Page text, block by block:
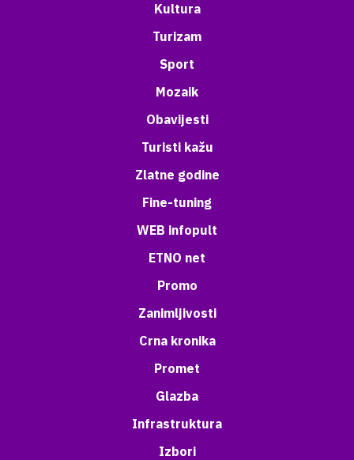
Kultura
Turizam
Sport
Mozaik
Obavijesti
Turisti kažu
Zlatne godine
Fine-tuning
WEB infopult
ETNO net
Promo
Zanimljivosti
Crna kronika
Promet
Glazba
Infrastruktura
Izbori